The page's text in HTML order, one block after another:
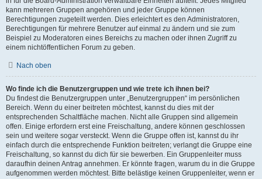
kann mehreren Gruppen angehören und jeder Gruppe können
Berechtigungen zugeteilt werden. Dies erleichtert es den Administratoren,
Berechtigungen für mehrere Benutzer auf einmal zu ändern und sie zum
Beispiel zu Moderatoren eines Bereichs zu machen oder ihnen Zugriff zu
einem nichtöffentlichen Forum zu geben.
Nach oben
Wo finde ich die Benutzergruppen und wie trete ich ihnen bei?
Du findest die Benutzergruppen unter „Benutzergruppen“ im persönlichen
Bereich. Wenn du einer beitreten möchtest, kannst du dies mit der
entsprechenden Schaltfläche machen. Nicht alle Gruppen sind allgemein
offen. Einige erfordern erst eine Freischaltung, andere können geschlossen
sein und weitere sogar versteckt. Wenn die Gruppe offen ist, kannst du ihr
einfach durch die entsprechende Funktion beitreten; verlangt die Gruppe eine
Freischaltung, so kannst du dich für sie bewerben. Ein Gruppenleiter muss
daraufhin deinen Antrag annehmen. Er könnte fragen, warum du in die Gruppe
aufgenommen werden möchtest. Bitte belästige keinen Gruppenleiter, wenn er